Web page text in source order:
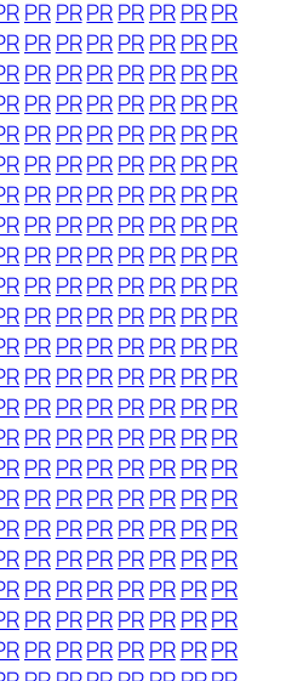
PRPRPRPRPR PRPR
PRPRPRPRPR PRPR
PRPRPRPRPR PRPR
PRPRPRPRPR PRPR
PRPRPRPRPR PRPR
PRPRPRPRPR PRPR
PRPRPRPRPR PRPR
PRPRPRPRPR PRPR
PRPRPRPRPR PRPR
PRPRPRPRPR PRPR
PRPRPRPRPR PRPR
PRPRPRPRPR PRPR
PRPRPRPRPR PRPR
PRPRPRPRPR PRPR
PRPRPRPRPR PRPR
PRPRPRPRPR PRPR
PRPRPRPRPR PRPR
PRPRPRPRPR PRPR
PRPRPRPRPR PRPR
PRPRPRPRPR PRPR
PRPRPRPRPR PRPR
PRPRPRPRPR PRPR